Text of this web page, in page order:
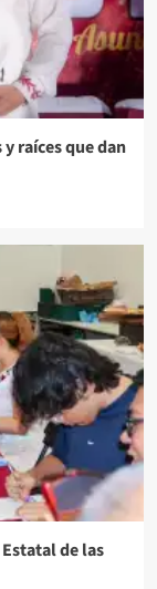
raíces que dan
de las